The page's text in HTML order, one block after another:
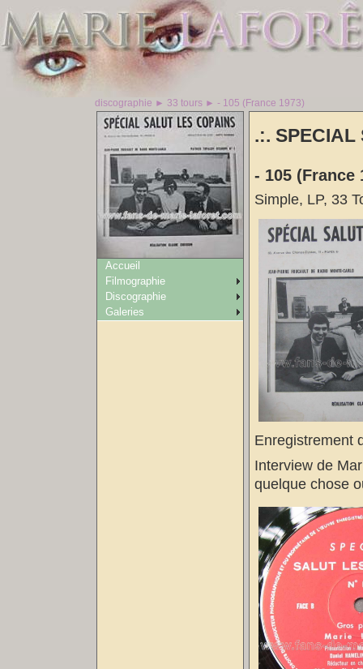
discographie ► 33 tours ► - 105 (France 1973)
.:. SPECIAL
- 105 (France
Simple, LP, 33
Enregistrement
Interview de
quelque chose
Accueil
Filmographie
Discographie
Galeries